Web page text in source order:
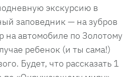
экскурсию в
заповедник — на зубров
на автомобиле по Золотому
ребенок (и ты сама!)
Будет, что рассказать 1